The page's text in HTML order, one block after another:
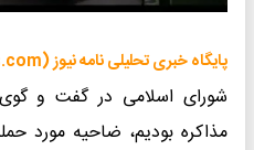
پایگاه خبری تحلیلی نامه نیوز (namehnews.com) :
شورای اسلامی در گفت و
مذاکره بودیم، ضاحیه مورد